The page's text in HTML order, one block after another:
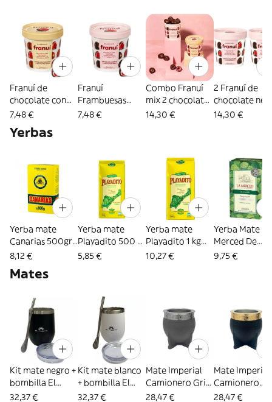
Franuí de
chocolate con
leche 150 gr
7,48 €
Franuí
Frambuesas
Chocolate
7,48 €
Combo Franuí
mix 2 chocolates
(2841)
14,30 €
2 Franuí de
chocolate
(2840)
14,30 €
Yerbas
Yerba mate
Canarias 500gr
(2655)
8,12 €
Yerba mate
Playadito 500 gr
(2660)
5,85 €
Yerba mate
Playadito 1 kg
(2661)
10,27 €
Yerba Mate La
Merced De
Campo 500 gr
9,75 €
Mates
Kit mate negro +
bombilla El
Paisito (4204)
32,37 €
Kit mate blanco
+ bombilla El
Paisito (4204)
32,37 €
Mate Imperial
Camionero Gris
El Paisito (4205)
28,47 €
Mate Imperial
Camionero
Negro El
28,47 €